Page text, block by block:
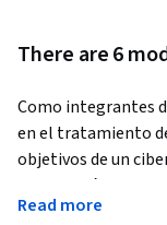
There are 6
Como integrantes
en el tratamiento
objetivos de un
información
conocedores de los
Read more